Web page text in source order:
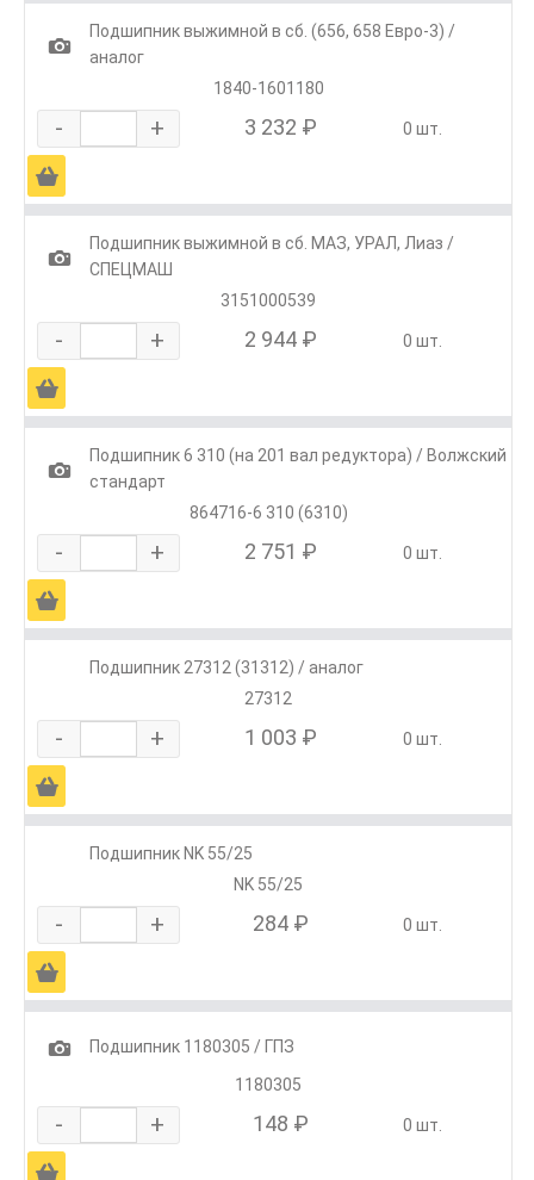
1
Подшипник выжимной в сб. (656, 658 Евро-3) /
аналог
1840-1601180
- + 3 232 ₽ 0 шт.
Ä
1
Подшипник выжимной в сб. МАЗ, УРАЛ, Лиаз /
СПЕЦМАШ
3151000539
- + 2 944 ₽ 0 шт.
Ä
1
Подшипник 6 310 (на 201 вал редуктора) / Волжский
стандарт
864716-6 310 (6310)
- + 2 751 ₽ 0 шт.
Ä
Подшипник 27312 (31312) / аналог
27312
- + 1 003 ₽ 0 шт.
Ä
Подшипник NK 55/25
NK 55/25
- + 284 ₽ 0 шт.
Ä
1
Подшипник 1180305 / ГПЗ
1180305
- + 148 ₽ 0 шт.
Ä